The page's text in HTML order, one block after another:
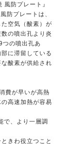
防プレート』
防プレートは、
空気（酸素）が
の噴出孔より炎
つの噴出孔あ
に滞留している
酸素が供給され
費が早いが高熱
高速加熱が容易
で、より一層調
きわ役立つこと